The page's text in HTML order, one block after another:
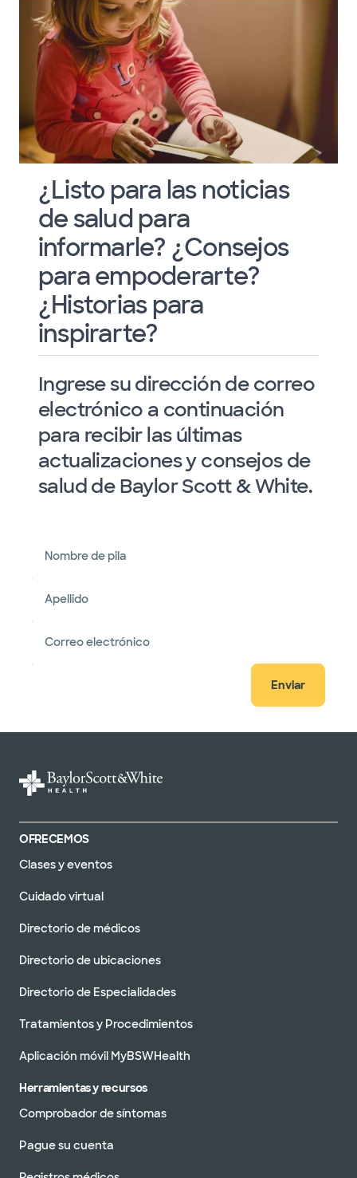
¿Listo para las noticias
de salud para
informarle? ¿Consejos
para empoderarte?
¿Historias para
inspirarte?
Ingrese su dirección de correo
electrónico a continuación
para recibir las últimas
actualizaciones y consejos de
salud de Baylor Scott & White.
Nombre de pila
Apellido
Correo electrónico
Enviar
OFRECEMOS
Clases y eventos
Cuidado virtual
Directorio de médicos
Directorio de ubicaciones
Directorio de Especialidades
Tratamientos y Procedimientos
Aplicación móvil MyBSWHealth
Herramientas y recursos
Comprobador de síntomas
Pague su cuenta